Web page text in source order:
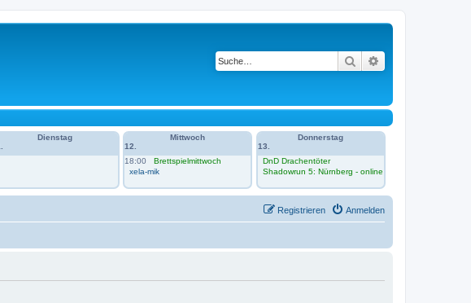
Suche
Dienstag
Mittwoch
12.
18:00
Brettspielmittwoch
xela-mik
Donnerstag
13.
DnD Drachentöter
Shadowrun 5: Nürnberg - online
Anmelden
Registrieren